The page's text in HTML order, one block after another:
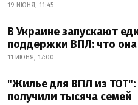
19 ИЮНЯ, 11:45
В Украине запускают
поддержки ВПЛ: что
11 ИЮНЯ, 17:00
"Жилье для ВПЛ из
получили тысяча семей